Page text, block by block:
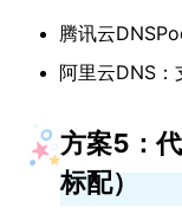
腾讯云
阿里云DNS：
方案5：
标配）